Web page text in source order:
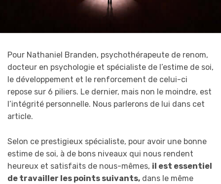
Pour Nathaniel Branden, psychothérapeute de renom,
docteur en psychologie et spécialiste de l’estime de soi,
le développement et le renforcement de celui-ci
repose sur 6 piliers. Le dernier, mais non le moindre, est
l’intégrité personnelle. Nous parlerons de lui dans cet
article.
Selon ce prestigieux spécialiste, pour avoir une bonne
estime de soi, à de bons niveaux qui nous rendent
heureux et satisfaits de nous-mêmes, il est essentiel
de travailler les points suivants, dans le même